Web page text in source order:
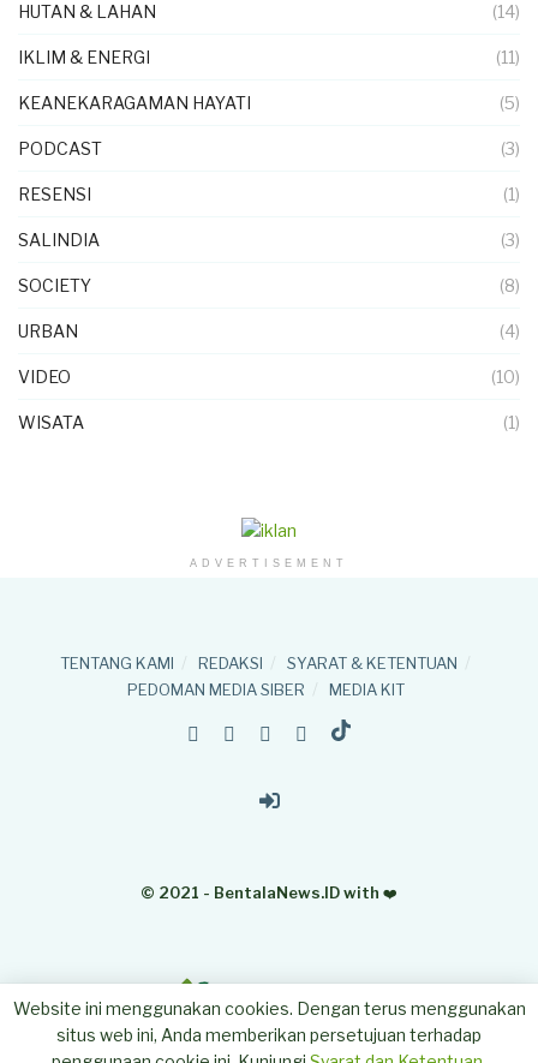
HUTAN & LAHAN (14)
IKLIM & ENERGI (11)
KEANEKARAGAMAN HAYATI (5)
PODCAST (3)
RESENSI (1)
SALINDIA (3)
SOCIETY (8)
URBAN (4)
VIDEO (10)
WISATA (1)
ADVERTISEMENT
TENTANG KAMI REDAKSI
SYARAT & KETENTUAN
PEDOMAN MEDIA SIBER
MEDIA KIT
© 2021 - BentalaNews.ID with ❤️
Website ini menggunakan cookies. Dengan terus menggunakan
situs web ini, Anda memberikan persetujuan terhadap